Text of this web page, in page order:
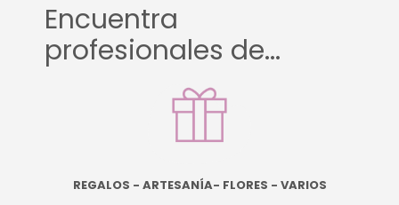
Encuentra
profesionales de...
REGALOS - ARTESANÍA- FLORES - VARIOS